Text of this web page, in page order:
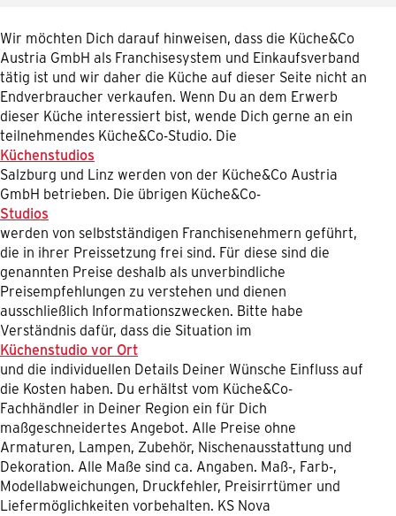
Wir möchten Dich darauf hinweisen, dass die Küche&Co
Austria GmbH als Franchisesystem und Einkaufsverband
tätig ist und wir daher die Küche auf dieser Seite nicht an
Endverbraucher verkaufen. Wenn Du an dem Erwerb
dieser Küche interessiert bist, wende Dich gerne an ein
teilnehmendes Küche&Co-Studio. Die
Küchenstudios
Salzburg und Linz werden von der Küche&Co Austria
GmbH betrieben. Die übrigen Küche&Co-
Studios
werden von selbstständigen Franchisenehmern geführt,
die in ihrer Preissetzung frei sind. Für diese sind die
genannten Preise deshalb als unverbindliche
Preisempfehlungen zu verstehen und dienen
ausschließlich Informationszwecken. Bitte habe
Verständnis dafür, dass die Situation im
Küchenstudio vor Ort
und die individuellen Details Deiner Wünsche Einfluss auf
die Kosten haben. Du erhältst vom Küche&Co-
Fachhändler in Deiner Region ein für Dich
maßgeschneidertes Angebot. Alle Preise ohne
Armaturen, Lampen, Zubehör, Nischenausstattung und
Dekoration. Alle Maße sind ca. Angaben. Maß-, Farb-,
Modellabweichungen, Druckfehler, Preisirrtümer und
Liefermöglichkeiten vorbehalten. KS Nova